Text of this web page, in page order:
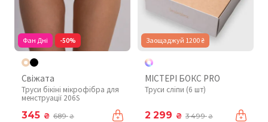
Фан Дні -50%
Свіжата
Труси бікіні мікрофібра для
менструації 206S
345 ₴ 689₴
Заощаджуй 1200 ₴
МІСТЕРІ БОКС PRO
Труси сліпи (6 шт)
2 299 ₴ 3 499₴